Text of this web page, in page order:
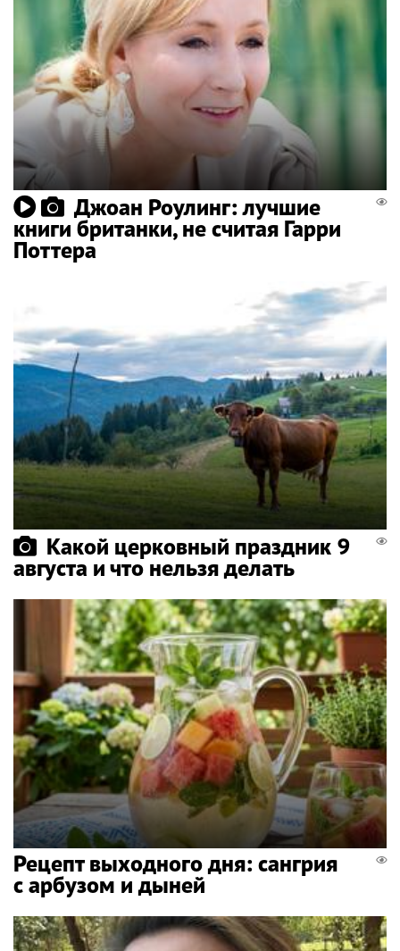
Джоан Роулинг: лучшие
книги британки, не считая Гарри
Поттера
Какой церковный праздник 9
августа и что нельзя делать
Рецепт выходного дня: сангрия
с арбузом и дыней